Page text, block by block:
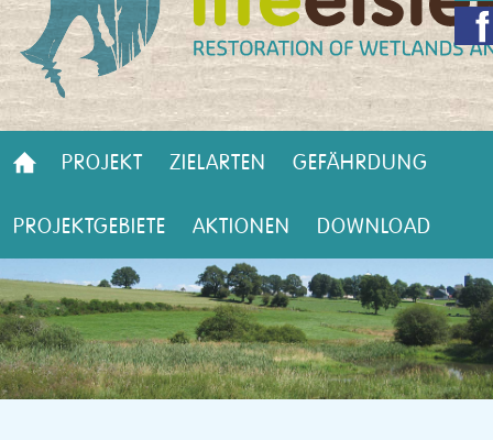
PROJEKT ZIELARTEN GEFÄHRDUNG
PROJEKTGEBIETE AKTIONEN DOWNLOAD